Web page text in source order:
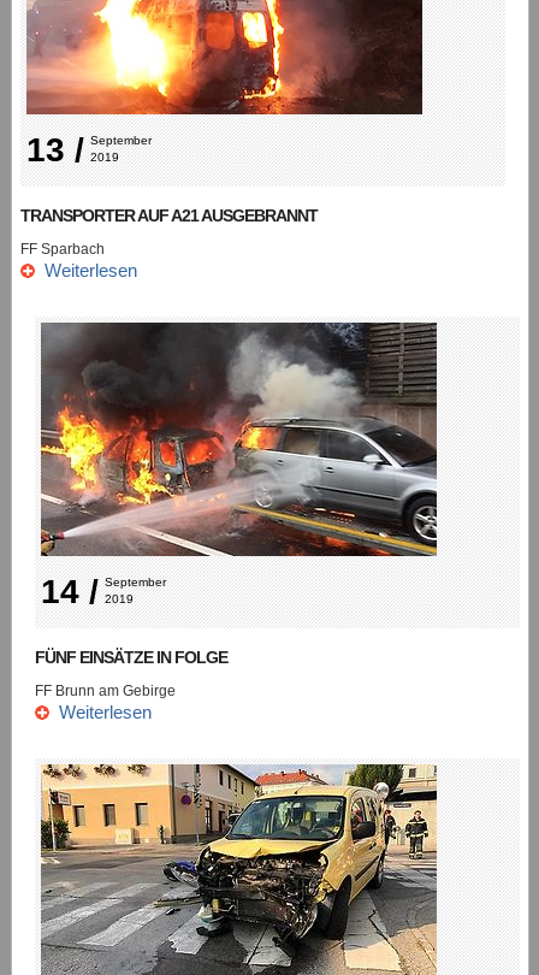
13 / September
2019
TRANSPORTER AUF A21 AUSGEBRANNT
FF Sparbach
Weiterlesen
14 / September
2019
FÜNF EINSÄTZE IN FOLGE
FF Brunn am Gebirge
Weiterlesen